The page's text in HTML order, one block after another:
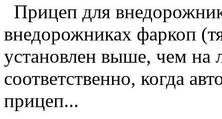
Прицеп для
внедорожниках фаркоп
установлен выше, чем на
соответственно, когда
прицеп...